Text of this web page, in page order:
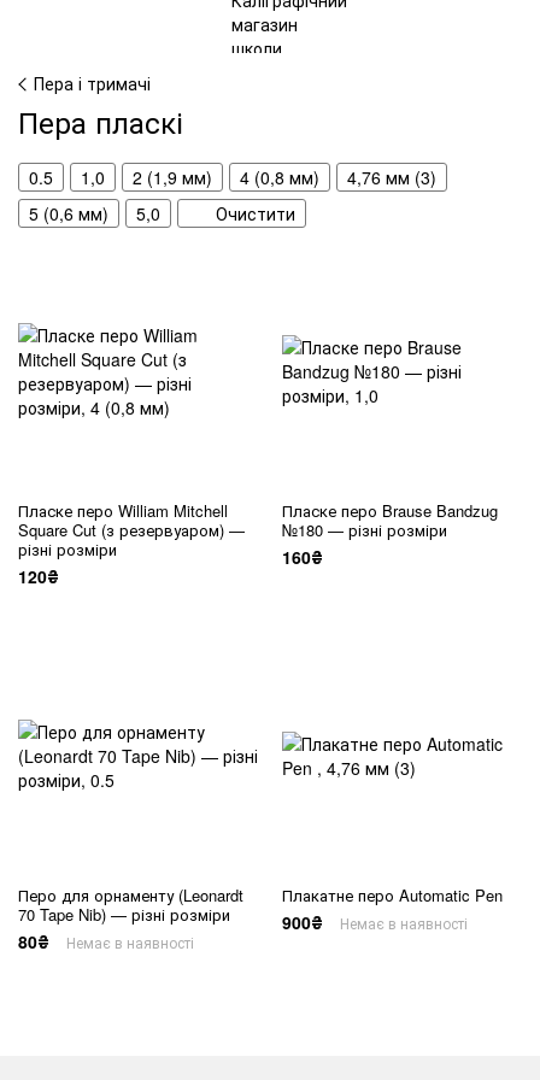
Пера і тримачі
Пера пласкі
0.5 1,0 2 (1,9 мм) 4 (0,8 мм)
4,76 мм (3)
5 (0,6 мм)
5,0 Очистити
Пласке перо William Mitchell
Square Cut (з резервуаром) —
різні розміри
120₴
Пласке перо Brause Bandzug
№180 — різні розміри
160₴
Перо для орнаменту (Leonardt
70 Tape Nib) — різні розміри
80₴ Немає в наявності
Плакатне перо Automatic Pen
900₴ Немає в наявності